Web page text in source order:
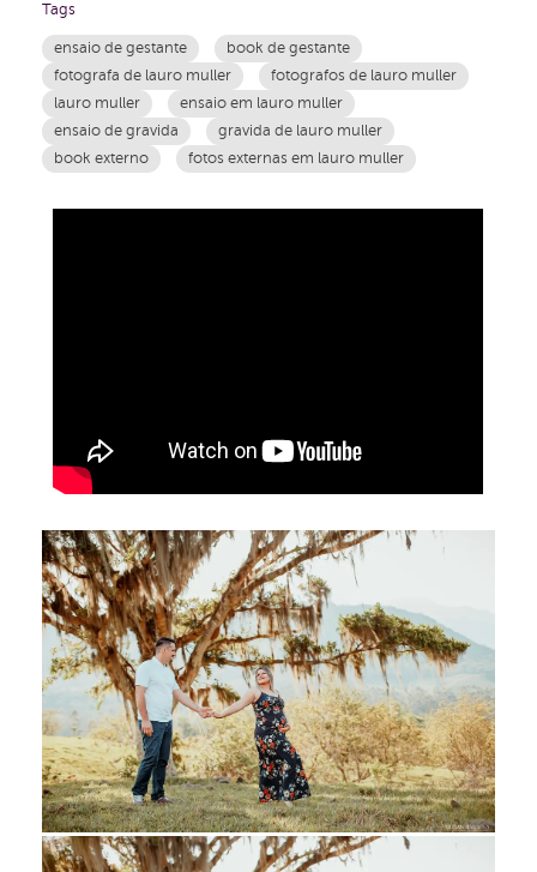
Tags
ensaio de gestante
book de gestante
fotografa de lauro muller
fotografos de lauro muller
lauro muller
ensaio em lauro muller
ensaio de gravida
gravida de lauro muller
book externo
fotos externas em lauro muller